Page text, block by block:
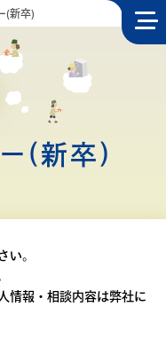
(新卒)
(新卒)
い。
情報・相談内容は弊社に